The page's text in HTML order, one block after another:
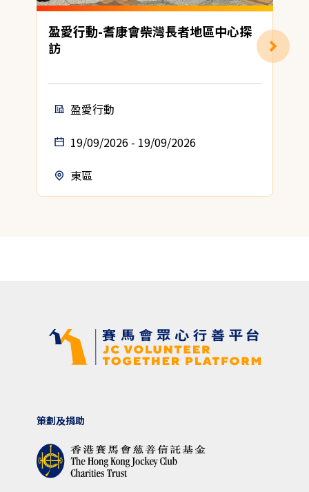
盈愛行動-耆康會柴灣長者地區中心探
訪
盈愛行動
19/09/2026 - 19/09/2026
東區
策劃及捐助